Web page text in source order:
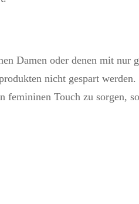
Damen oder denen mit nur
nicht gespart
Touch zu sorgen,